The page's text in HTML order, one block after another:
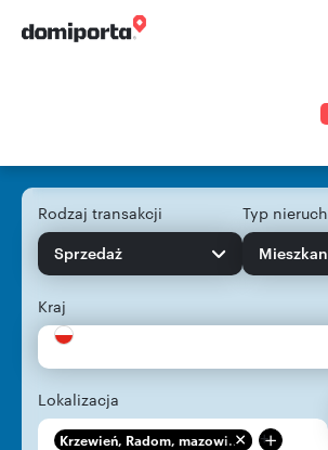
Rodzaj transakcji
Sprzedaż
Typ
Kraj
Lokalizacja
Krzewień, Radom, mazowi... +